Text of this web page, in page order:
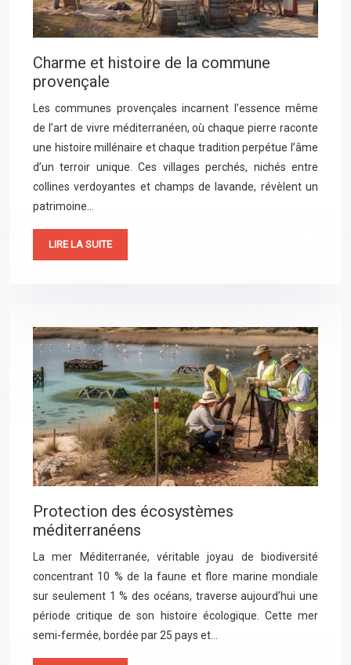
Charme et histoire de la commune
provençale
Les communes provençales incarnent l’essence même
de l’art de vivre méditerranéen, où chaque pierre raconte
une histoire millénaire et chaque tradition perpétue l’âme
d’un terroir unique. Ces villages perchés, nichés entre
collines verdoyantes et champs de lavande, révèlent un
patrimoine…
LIRE LA SUITE
Protection des écosystèmes
méditerranéens
La mer Méditerranée, véritable joyau de biodiversité
concentrant 10 % de la faune et flore marine mondiale
sur seulement 1 % des océans, traverse aujourd’hui une
période critique de son histoire écologique. Cette mer
semi-fermée, bordée par 25 pays et…